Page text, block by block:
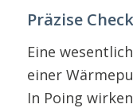
Präzise
Eine
einer
In Poing